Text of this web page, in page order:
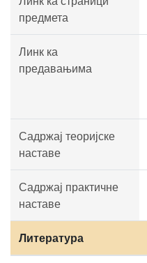
предмета
Линк ка
предавањима
Садржај теоријске
наставе
Садржај практичне
наставе
Литература